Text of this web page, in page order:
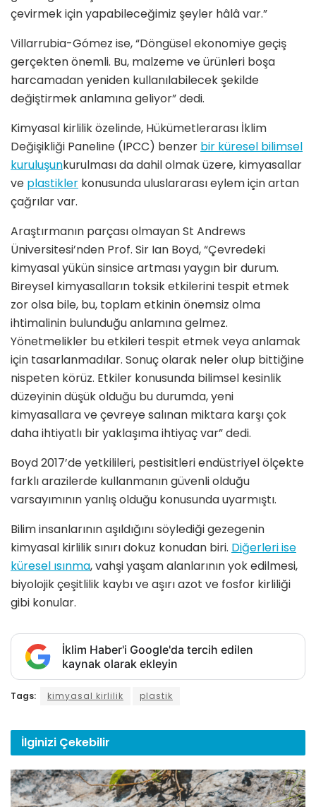
çevirmek için yapabileceğimiz şeyler hâlâ var.”
Villarrubia-Gómez ise, “Döngüsel ekonomiye geçiş
gerçekten önemli. Bu, malzeme ve ürünleri boşa
harcamadan yeniden kullanılabilecek şekilde
değiştirmek anlamına geliyor” dedi.
Kimyasal kirlilik özelinde, Hükümetlerarası İklim
Değişikliği Paneline (IPCC) benzer bir küresel bilimsel
kuruluşunkurulması da dahil olmak üzere, kimyasallar
ve plastikler konusunda uluslararası eylem için artan
çağrılar var.
Araştırmanın parçası olmayan St Andrews
Üniversitesi’nden Prof. Sir Ian Boyd, “Çevredeki
kimyasal yükün sinsice artması yaygın bir durum.
Bireysel kimyasalların toksik etkilerini tespit etmek
zor olsa bile, bu, toplam etkinin önemsiz olma
ihtimalinin bulunduğu anlamına gelmez.
Yönetmelikler bu etkileri tespit etmek veya anlamak
için tasarlanmadılar. Sonuç olarak neler olup bittiğine
nispeten körüz. Etkiler konusunda bilimsel kesinlik
düzeyinin düşük olduğu bu durumda, yeni
kimyasallara ve çevreye salınan miktara karşı çok
daha ihtiyatlı bir yaklaşıma ihtiyaç var” dedi.
Boyd 2017’de yetkilileri, pestisitleri endüstriyel ölçekte
farklı arazilerde kullanmanın güvenli olduğu
varsayımının yanlış olduğu konusunda uyarmıştı.
Bilim insanlarının aşıldığını söylediği gezegenin
kimyasal kirlilik sınırı dokuz konudan biri. Diğerleri ise
küresel ısınma, vahşi yaşam alanlarının yok edilmesi,
biyolojik çeşitlilik kaybı ve aşırı azot ve fosfor kirliliği
gibi konular.
İklim Haber'i Google'da tercih edilen
kaynak olarak ekleyin
Tags: kimyasal kirlilik plastik
İlginizi Çekebilir